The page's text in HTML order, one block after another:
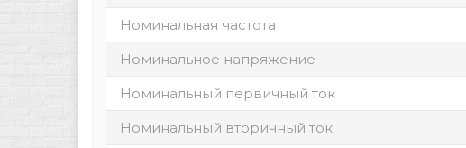
Номинальная частота
Номинальное напряжение
Номинальный первичный ток
Номинальный вторичный ток